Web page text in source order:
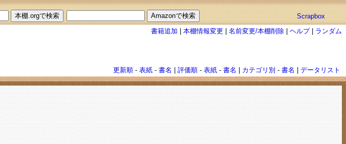
Scrapbox
書籍追加 |本棚情報変更 |名前変更/本棚削除 |ヘルプ| ランダム
更新順 -表紙 -書名 |評価順 -表紙 -書名 カテゴリ別 -書名 |データリスト